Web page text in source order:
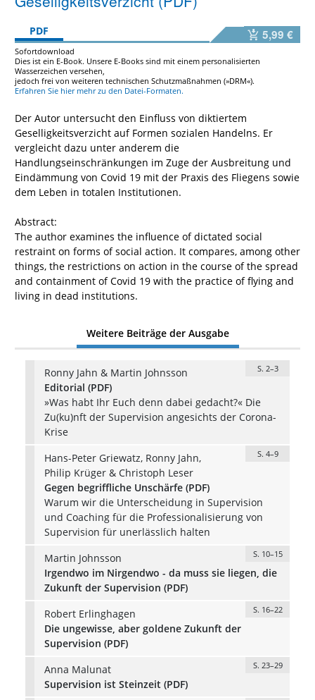
PDF 5,99 €
Sofortdownload
Dies ist ein E-Book. Unsere E-Books sind mit einem personalisierten
Wasserzeichen versehen,
jedoch frei von weiteren technischen Schutzmaßnahmen (»DRM«).
Erfahren Sie hier mehr zu den Datei-Formaten.
Der Autor untersucht den Einfluss von diktiertem
Geselligkeitsverzicht auf Formen sozialen Handelns. Er
vergleicht dazu unter anderem die
Handlungseinschränkungen im Zuge der Ausbreitung und
Eindämmung von Covid 19 mit der Praxis des Fliegens sowie
dem Leben in totalen Institutionen.
Abstract:
The author examines the influence of dictated social
restraint on forms of social action. It compares, among other
things, the restrictions on action in the course of the spread
and containment of Covid 19 with the practice of flying and
living in dead institutions.
Weitere Beiträge der Ausgabe
Ronny Jahn & Martin Johnsson S. 2–3
Editorial (PDF)
»Was habt Ihr Euch denn dabei gedacht?« Die
Zu(ku)nft der Supervision angesichts der Corona-
Krise
Hans-Peter Griewatz, Ronny Jahn,
Philip Krüger & Christoph Leser
S. 4–9
Gegen begriffliche Unschärfe (PDF)
Warum wir die Unterscheidung in Supervision
und Coaching für die Professionalisierung von
Supervision für unerlässlich halten
Martin Johnsson
S. 10–15
Irgendwo im Nirgendwo - da muss sie liegen, die
Zukunft der Supervision (PDF)
Robert Erlinghagen
S. 16–22
Die ungewisse, aber goldene Zukunft der
Supervision (PDF)
Anna Malunat
S. 23–29
Supervision ist Steinzeit (PDF)